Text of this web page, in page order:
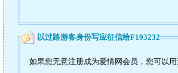
以过路游客身份写应征信给F193232
如果您无意注册成为爱情网会员，您可以